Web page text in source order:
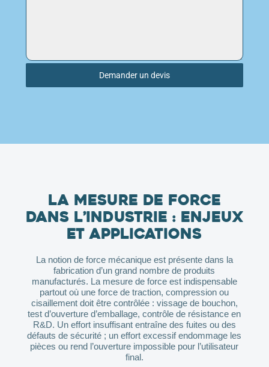
Demander un devis
La mesure de force
dans l’industrie : enjeux
et applications
La notion de force mécanique est présente dans la
fabrication d’un grand nombre de produits
manufacturés. La mesure de force est indispensable
partout où une force de traction, compression ou
cisaillement doit être contrôlée : vissage de bouchon,
test d’ouverture d’emballage, contrôle de résistance en
R&D. Un effort insuffisant entraîne des fuites ou des
défauts de sécurité ; un effort excessif endommage les
pièces ou rend l’ouverture impossible pour l’utilisateur
final.